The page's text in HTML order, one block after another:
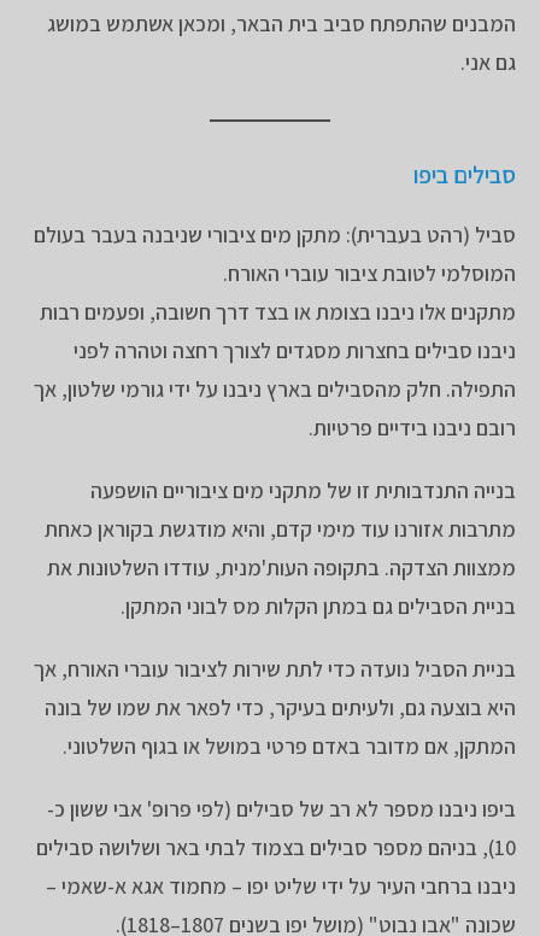
המבנים שהתפתח סביב בית הבאר, ומכאן אשתמש במושג
גם אני.
סבילים ביפו
סביל (רהט בעברית): מתקן מים ציבורי שניבנה בעבר בעולם
המוסלמי לטובת ציבור עוברי האורח.
מתקנים אלו ניבנו בצומת או בצד דרך חשובה, ופעמים רבות
ניבנו סבילים בחצרות מסגדים לצורך רחצה וטהרה לפני
התפילה. חלק מהסבילים בארץ ניבנו על ידי גורמי שלטון, אך
רובם ניבנו בידיים פרטיות.
בנייה התנדבותית זו של מתקני מים ציבוריים הושפעה
מתרבות אזורנו עוד מימי קדם, והיא מודגשת בקוראן כאחת
ממצוות הצדקה. בתקופה העות'מנית, עודדו השלטונות את
בניית הסבילים גם במתן הקלות מס לבוני המתקן.
בניית הסביל נועדה כדי לתת שירות לציבור עוברי האורח, אך
היא בוצעה גם, ולעיתים בעיקר, כדי לפאר את שמו של בונה
המתקן, אם מדובר באדם פרטי במושל או בגוף השלטוני.
ביפו ניבנו מספר לא רב של סבילים (לפי פרופ' אבי ששון כ-
10), בניהם מספר סבילים בצמוד לבתי באר ושלושה סבילים
ניבנו ברחבי העיר על ידי שליט יפו – מחמוד אגא א-שאמי –
שכונה "אבו נבוט" (מושל יפו בשנים 1807–1818).